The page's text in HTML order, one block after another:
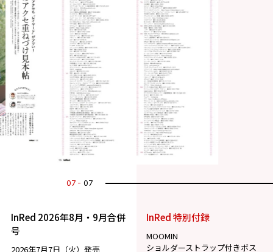
07 07
InRed 2026年8月・9月合併
号
2026年7月7日（火）発売
InRed 特別付録
MOOMIN
ショルダーストラップ付きボス